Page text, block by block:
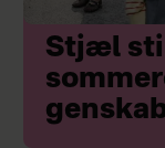
Stjæl